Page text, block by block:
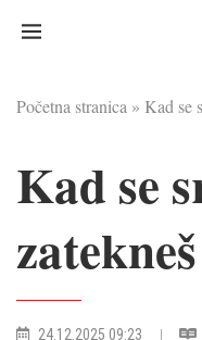
Početna stranica » Kad se
Kad se
24.12.2025 09:23